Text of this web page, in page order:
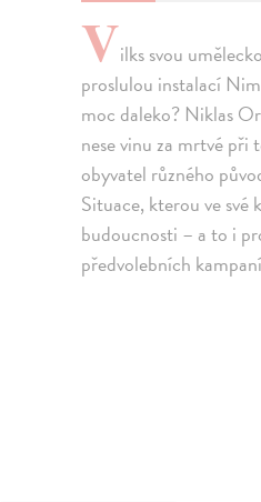
Vilks svou
proslulou instalací
moc daleko? Niklas
nese vinu za mrtvé při
obyvatel různého
Situace, kterou ve své
budoucnosti – a to i
předvolebních